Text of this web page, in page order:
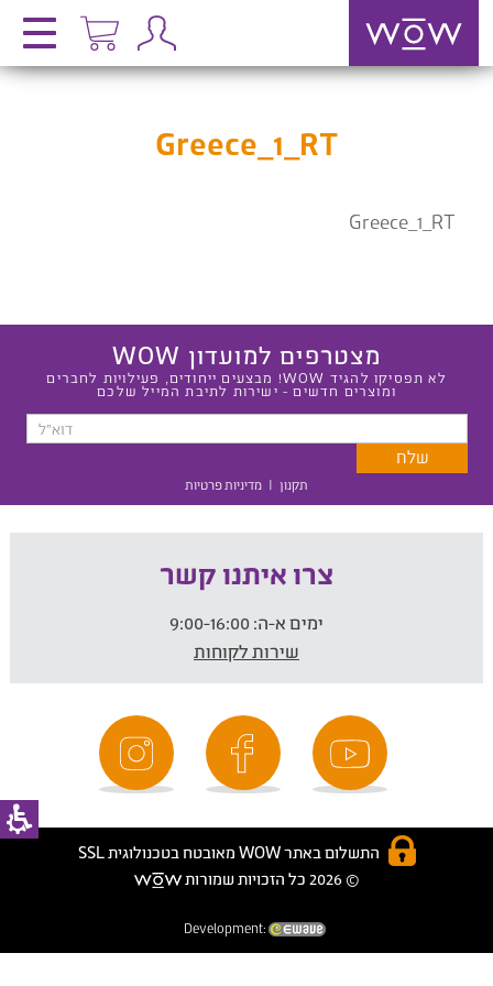
Greece_1_RT
Greece_1_RT
מצטרפים למועדון WOW
לא תפסיקו להגיד WOW! מבצעים ייחודים, פעילויות לחברים
ומוצרים חדשים - ישירות לתיבת המייל שלכם
תקנון | מדיניות פרטיות
צרו איתנו קשר
ימים א-ה:
שירות לקוחות
התשלום באתר WOW מאובטח בטכנולוגית SSL
© 2026 כל הזכויות שמורות
Development: